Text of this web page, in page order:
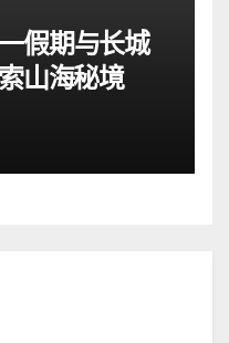
假期与长城
山海秘境